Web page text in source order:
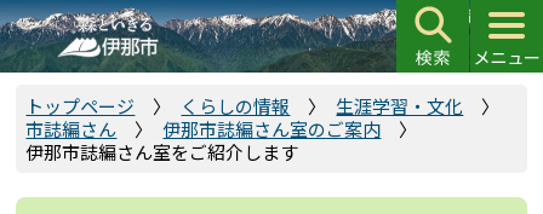
こ
の
ペ
先
トップページ くらしの情報
生涯学習・文化
市誌編さん
伊那市誌編さん室のご案内
伊那市誌編さん室をご紹介します